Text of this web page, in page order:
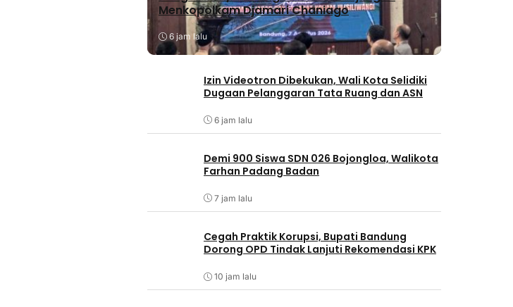
Menkopolkam Djamari Chaniago
6 jam lalu
Izin Videotron Dibekukan, Wali Kota Selidiki
Dugaan Pelanggaran Tata Ruang dan ASN
6 jam lalu
Demi 900 Siswa SDN 026 Bojongloa, Walikota
Farhan Padang Badan
7 jam lalu
Cegah Praktik Korupsi, Bupati Bandung
Dorong OPD Tindak Lanjuti Rekomendasi KPK
10 jam lalu